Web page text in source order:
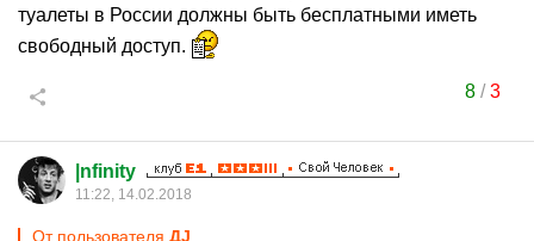
туалеты в России должны быть бесплатными иметь
свободный доступ.
8/3
|nfinity
11:22, 14.02.2018
От пользователя ДJ